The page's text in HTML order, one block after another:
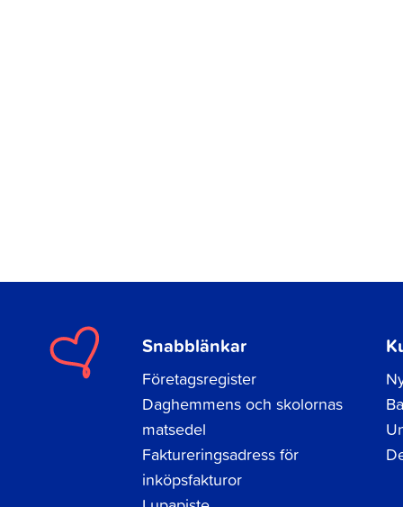
Snabblänkar
Företagsregister
Daghemmens och skolornas
matsedel
Faktureringsadress för
inköpsfakturor